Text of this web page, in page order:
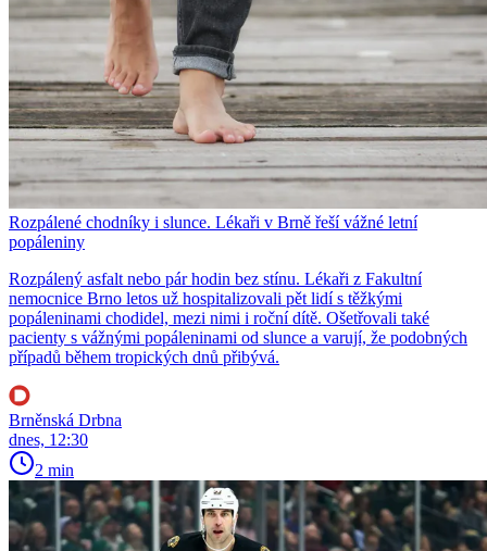
Rozpálené chodníky i slunce. Lékaři v Brně řeší vážné letní
popáleniny
Rozpálený asfalt nebo pár hodin bez stínu. Lékaři z Fakultní
nemocnice Brno letos už hospitalizovali pět lidí s těžkými
popáleninami chodidel, mezi nimi i roční dítě. Ošetřovali také
pacienty s vážnými popáleninami od slunce a varují, že podobných
případů během tropických dnů přibývá.
Brněnská Drbna
dnes, 12:30
2 min